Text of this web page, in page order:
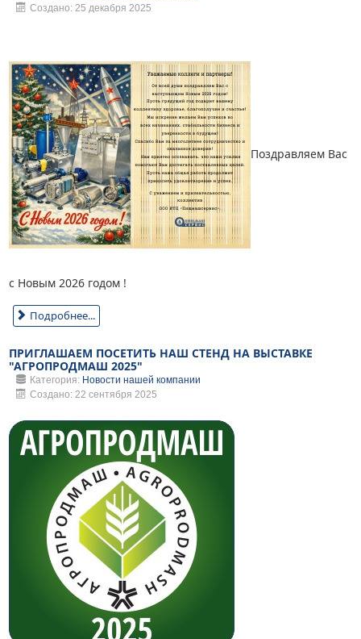
Создано: 25 декабря 2025
Поздравляем Вас
с Новым 2026 годом !
Подробнее...
ПРИГЛАШАЕМ ПОСЕТИТЬ НАШ СТЕНД НА ВЫСТАВКЕ
"АГРОПРОДМАШ 2025"
Категория: Новости нашей компании
Создано: 22 сентября 2025